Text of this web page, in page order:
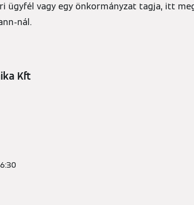
ügyfél vagy egy önkormányzat tagja, itt
nál.
Kft